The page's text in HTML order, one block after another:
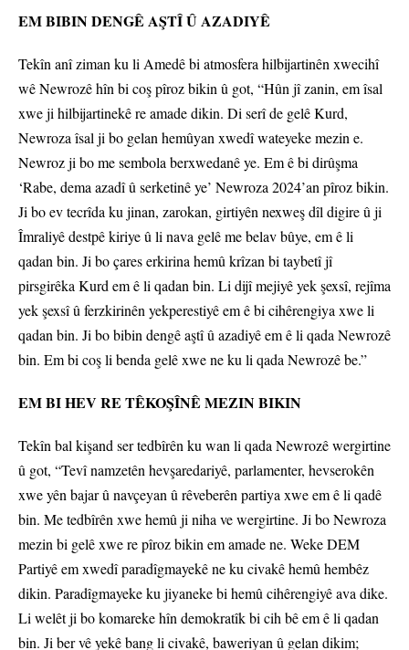
EM BIBIN DENGÊ AŞTÎ Û AZADIYÊ
Tekîn anî ziman ku li Amedê bi atmosfera hilbijartinên xwecihî
wê Newrozê hîn bi coş pîroz bikin û got, “Hûn jî zanin, em îsal
xwe ji hilbijartinekê re amade dikin. Di serî de gelê Kurd,
Newroza îsal ji bo gelan hemûyan xwedî wateyeke mezin e.
Newroz ji bo me sembola berxwedanê ye. Em ê bi dirûşma
‘Rabe, dema azadî û serketinê ye’ Newroza 2024’an pîroz bikin.
Ji bo ev tecrîda ku jinan, zarokan, girtiyên nexweş dîl digire û ji
Îmraliyê destpê kiriye û li nava gelê me belav bûye, em ê li
qadan bin. Ji bo çares erkirina hemû krîzan bi taybetî jî
pirsgirêka Kurd em ê li qadan bin. Li dijî mejiyê yek şexsî, rejîma
yek şexsî û ferzkirinên yekperestiyê em ê bi cihêrengiya xwe li
qadan bin. Ji bo bibin dengê aştî û azadiyê em ê li qada Newrozê
bin. Em bi coş li benda gelê xwe ne ku li qada Newrozê be.”
EM BI HEV RE TÊKOŞÎNÊ MEZIN BIKIN
Tekîn bal kişand ser tedbîrên ku wan li qada Newrozê wergirtine
û got, “Tevî namzetên hevşaredariyê, parlamenter, hevserokên
xwe yên bajar û navçeyan û rêveberên partiya xwe em ê li qadê
bin. Me tedbîrên xwe hemû ji niha ve wergirtine. Ji bo Newroza
mezin bi gelê xwe re pîroz bikin em amade ne. Weke DEM
Partiyê em xwedî paradîgmayekê ne ku civakê hemû hembêz
dikin. Paradîgmayeke ku jiyaneke bi hemû cihêrengiyê ava dike.
Li welêt ji bo komareke hîn demokratîk bi cih bê em ê li qadan
bin. Ji ber vê yekê bang li civakê, baweriyan û gelan dikim;